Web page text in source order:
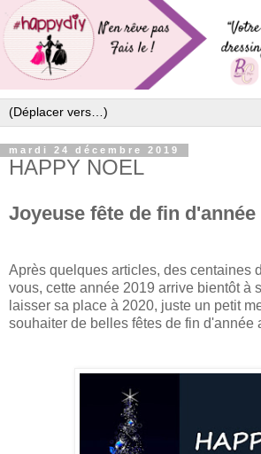
mardi 24 décembre 2019
HAPPY NOEL
Joyeuse fête de fin d'année
Après quelques articles, des centaines
vous, cette année 2019 arrive bientôt à
laisser sa place à 2020, juste un petit
souhaiter de belles fêtes de fin d'année